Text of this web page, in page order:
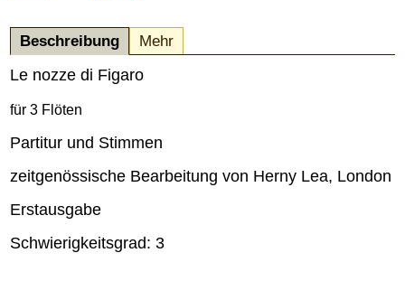
Beschreibung Mehr
Le nozze di Figaro
für 3 Flöten
Partitur und Stimmen
zeitgenössische Bearbeitung von Herny Lea, London
Erstausgabe
Schwierigkeitsgrad: 3